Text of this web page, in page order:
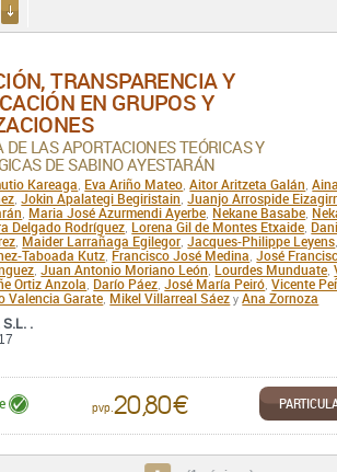
TRANSPARENCIA Y
EN GRUPOS Y
DE LAS APORTACIONES TEÓRICAS Y
DE SABINO AYESTARÁN
Kareaga Eva Ariño Mateo Aitor Aritzeta Galán
Jokin Apalategi Begiristain Juanjo Arrospide
Maria José Azurmendi Ayerbe Nekane Basabe
Delgado Rodríguez Lorena Gil de Montes Etxaide
Maider Larrañaga Egilegor Jacques-Philippe Leyens
Taboada Kutz Francisco José Medina José
Juan Antonio Moriano León Lourdes Munduate ,
Ortiz Anzola Darío Páez José María Peiró ,Vicente
Valencia Garate Mikel Villarreal Sáez y Ana Zornoza
S.L. .
pvp. 20,80 €